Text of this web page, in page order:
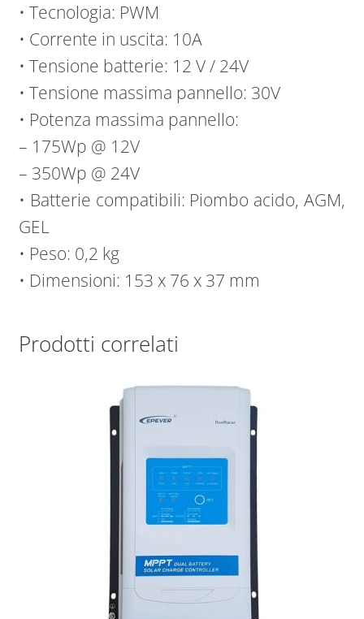
• Tecnologia: PWM
• Corrente in uscita: 10A
• Tensione batterie: 12 V / 24V
• Tensione massima pannello: 30V
• Potenza massima pannello:
– 175Wp @ 12V
– 350Wp @ 24V
• Batterie compatibili: Piombo acido, AGM,
GEL
• Peso: 0,2 kg
• Dimensioni: 153 x 76 x 37 mm
Prodotti correlati